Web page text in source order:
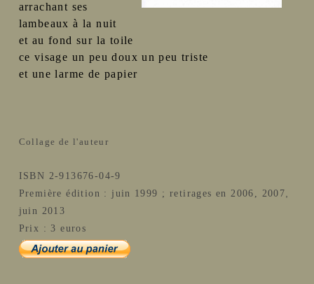
arrachant ses
lambeaux à la nuit
et au fond sur la toile
ce visage un peu doux un peu triste
et une larme de papier
Collage de l'auteur
ISBN 2-913676-04-9
Première édition : juin 1999 ; retirages en 2006, 2007
juin 2013
Prix : 3 euros